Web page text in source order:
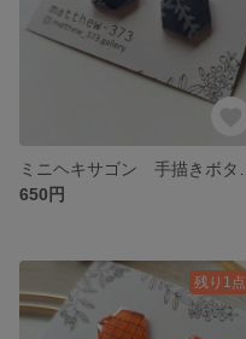
650円
残り1点